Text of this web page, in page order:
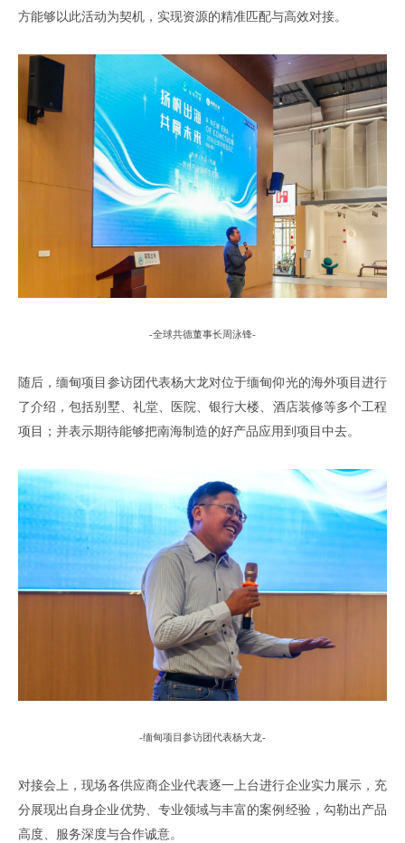
方能够以此活动为契机 ， 实现资源的精准匹配与高效对接。
-全球共德董事长周泳锋-
随后 ，缅甸项目参访团 代表杨大龙对位于缅甸仰光的海外项目进行
了介绍 ，包括别墅 礼堂、 医院 、银行大楼
酒店装修等多个工程
项目
； 并表示期待能够把南海制造的好产品应用到项目中去。
-缅甸项目参访团代表杨大龙-
对接会上 ，现场各供应商企业代表逐一上台进行企业实力展示， 充
分展现出自身企业优势、 专业领域与丰富的案例 经验，勾勒出 产品
高度、服务深度与合作诚意。